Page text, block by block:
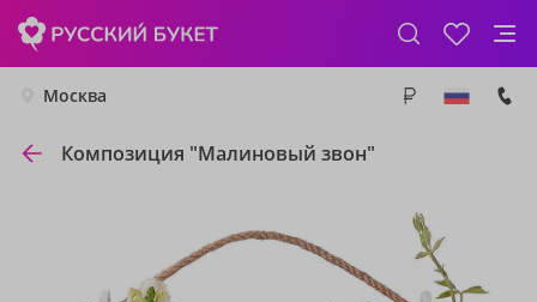
Москва
Композиция "Малиновый звон"